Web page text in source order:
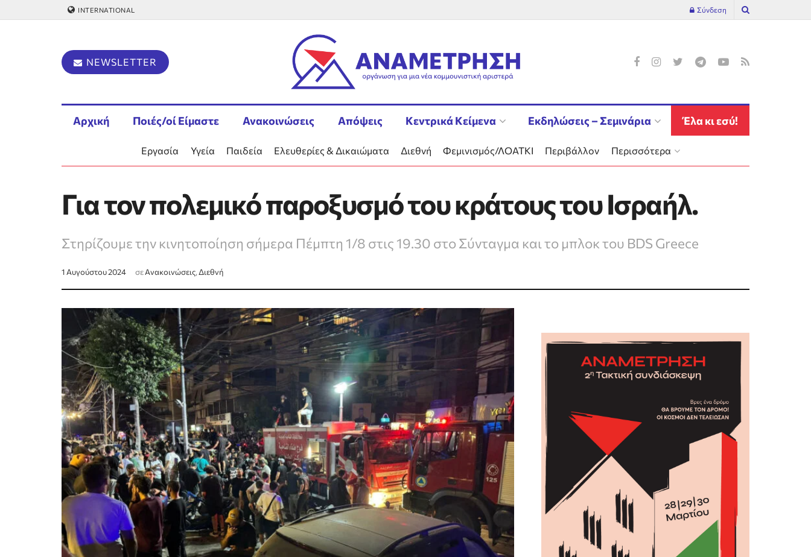
INTERNATIONAL Σύνδεση
NEWSLETTER
Αρχική Ποιές/οί Είμαστε Ανακοινώσεις Απόψεις Κεντρικά Κείμενα Εκδηλώσεις – Σεμινάρια Έλα κι εσύ!
Εργασία Υγεία Παιδεία Ελευθερίες & Δικαιώματα Διεθνή Φεμινισμός/ΛΟΑΤΚΙ Περιβάλλον Περισσότερα
Για τον πολεμικό παροξυσμό του κράτους του Ισραήλ.
Στηρίζουμε την κινητοποίηση σήμερα Πέμπτη 1/8 στις 19.30 στο Σύνταγμα και το μπλοκ του BDS Greece
1 Αυγούστου 2024 σεΑνακοινώσεις, Διεθνή